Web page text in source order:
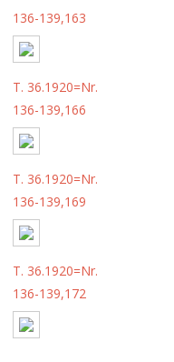
136-139,163
T. 36.1920=Nr.
136-139,166
T. 36.1920=Nr.
136-139,169
T. 36.1920=Nr.
136-139,172